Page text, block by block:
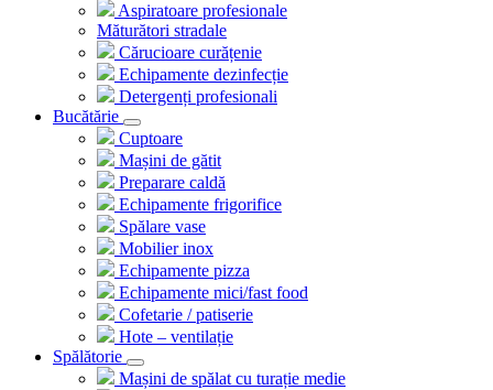
Aspiratoare profesionale
Măturători stradale
Cărucioare curățenie
Echipamente dezinfecție
Detergenți profesionali
Bucătărie
Cuptoare
Mașini de gătit
Preparare caldă
Echipamente frigorifice
Spălare vase
Mobilier inox
Echipamente pizza
Echipamente mici/fast food
Cofetarie / patiserie
Hote – ventilație
Spălătorie
Mașini de spălat cu turație medie